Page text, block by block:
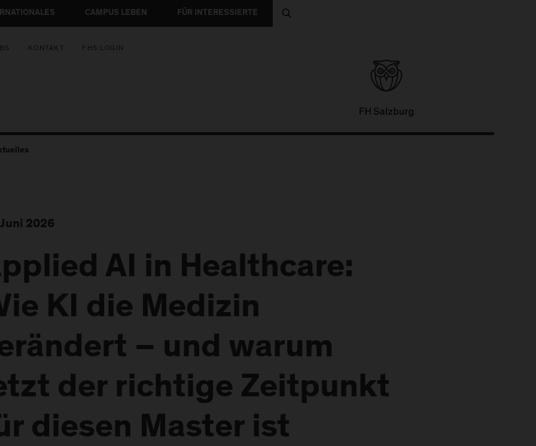
CAMPUS LEBEN FÜR INTERESSIERTE
KONTAKT FHS LOGIN
2026
AI in Healthcare:
KI die Medizin
– und warum
der richtige Zeitpunkt
diesen Master ist